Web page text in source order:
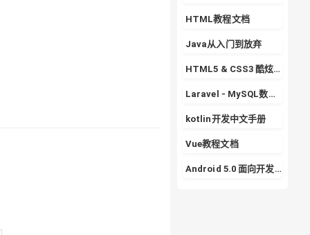
HTML教程文档
Java从入门到放弃
HTML5 & CSS3 酷炫实战专栏
Laravel - MySQL数据库的使用详解
kotlin开发中文手册
Vue教程文档
Android 5.0 面向开发者的 Material Design